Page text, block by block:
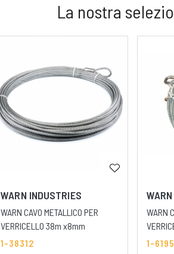
La nostra
WARN INDUSTRIES
WARN CAVO METALLICO PER
VERRICELLO 38m x8mm
1-38312
WARN
1-